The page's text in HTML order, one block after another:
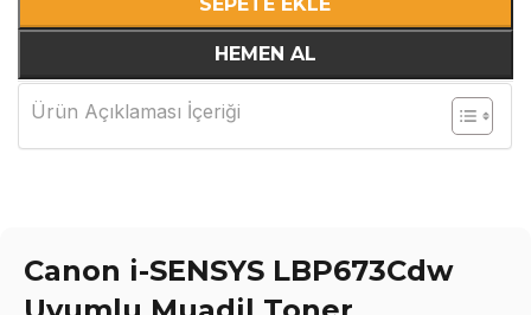
SEPETE EKLE
HEMEN AL
Ürün Açıklaması İçeriği
Canon i-SENSYS LBP673Cdw